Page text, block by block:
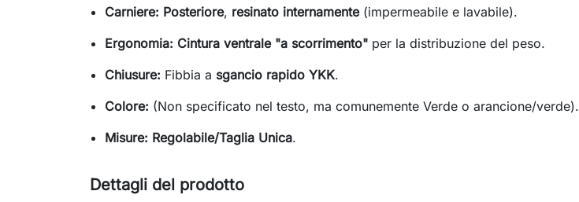
Carniere: Posteriore, resinato internamente(impermeabile e lavabile).
Ergonomia: Cintura ventrale "a scorrimento" per la distribuzione del peso.
Chiusure: Fibbia a sgancio rapido YKK.
Colore: (Non specificato nel testo, ma comunemente Verde o arancione/verde).
Misure: Regolabile/Taglia Unica.
Dettagli del prodotto